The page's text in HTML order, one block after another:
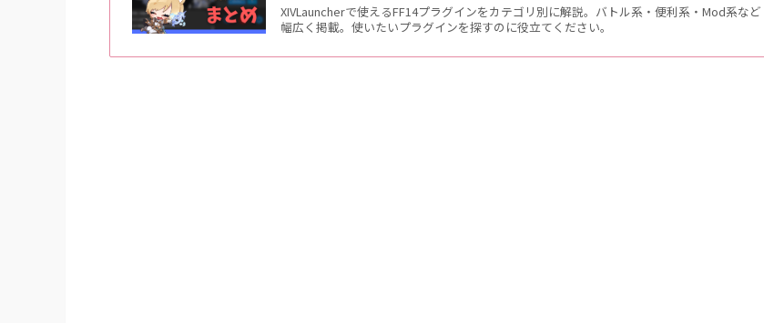
XIVLauncherで使えるFF14プラグインをカテゴリ別に解説。バトル系・便利系・Mod系など
幅広く掲載。使いたいプラグインを探すのに役立てください。